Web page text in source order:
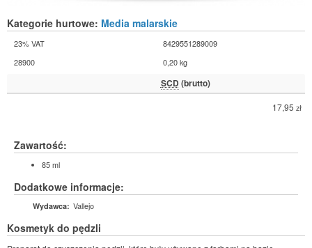
Kategorie hurtowe: Media malarskie
23% VAT
8429551289009
28900
0,20 kg
SCD (brutto)
17,95 zł
Zawartość:
85 ml
Dodatkowe informacje:
Wydawca: Vallejo
Kosmetyk do pędzli